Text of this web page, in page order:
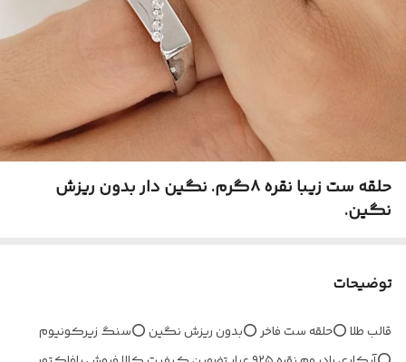
حلقه ست زیبا نقره ۸گرم. نگین دار بدون ریزش
نگین.
توضیحات
قالب طلا ⭕️حلقه ست فاخر ⭕️بدون ریزش نگین ⭕️سنگ زیرکونیوم